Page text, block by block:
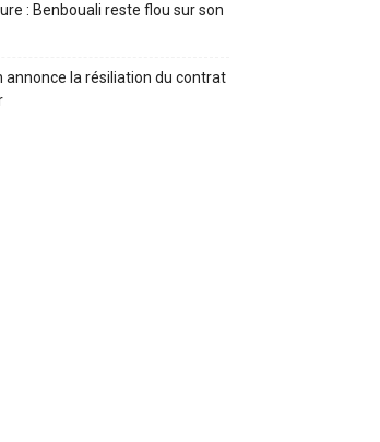
: Benbouali reste flou sur son
annonce la résiliation du contrat